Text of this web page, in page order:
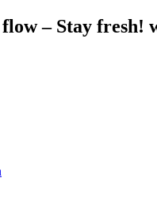
– Stay fresh!